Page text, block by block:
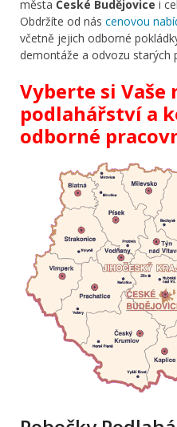
města České Budějovice i
Obdržíte od nás cenovou
včetně jejich odborné
demontáže a odvozu starých
Vyberte si Vaše
podlahářství a
odborné